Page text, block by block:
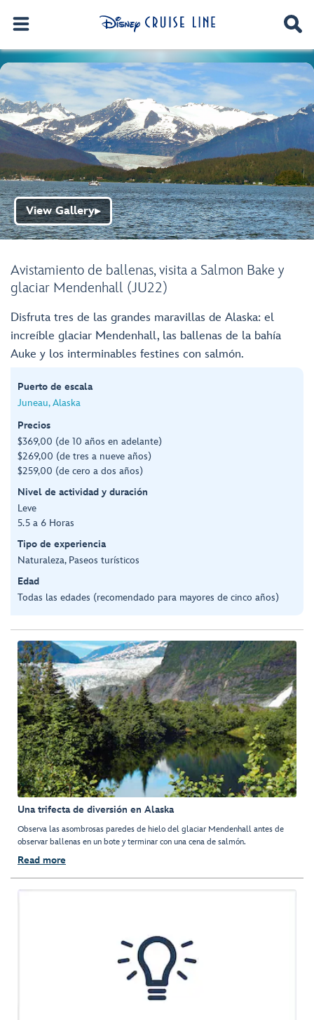
Avistamiento de ballenas, visita a Salmon Bake y
glaciar Mendenhall (JU22)
View Gallery▶
Disfruta tres de las grandes maravillas de Alaska: el
increíble glaciar Mendenhall, las ballenas de la bahía
Auke y los interminables festines con salmón.
Puerto de escala
Juneau, Alaska
Precios
$369,00 (de 10 años en adelante)
$269,00 (de tres a nueve años)
$259,00 (de cero a dos años)
Nivel de actividad y duración
Leve
5.5 a 6 Horas
Tipo de experiencia
Naturaleza, Paseos turísticos
Edad
Todas las edades (recomendado para mayores de cinco años)
Una trifecta de diversión en Alaska
Observa las asombrosas paredes de hielo del glaciar Mendenhall antes de
observar ballenas en un bote y terminar con una cena de salmón.
Read more